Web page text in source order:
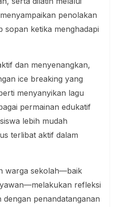
penolakan
sopan ketika menghadapi
dan menyenangkan,
ice breaking yang
menyanyikan lagu
permainan edukatif
lebih mudah
terlibat aktif dalam
warga sekolah—baik
refleksi
penandatanganan